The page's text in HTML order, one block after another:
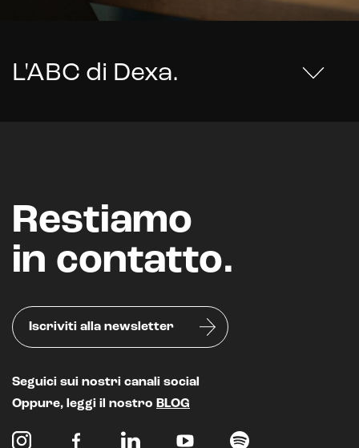
L'ABC di Dexa.
Restiamo
in contatto.
Iscriviti alla newsletter
Seguici sui nostri canali social
Oppure, leggi il nostro BLOG